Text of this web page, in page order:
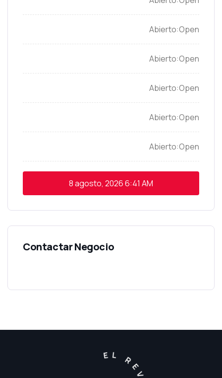
Open
Open
Open
Open
Open
8 agosto, 20266:41 AM